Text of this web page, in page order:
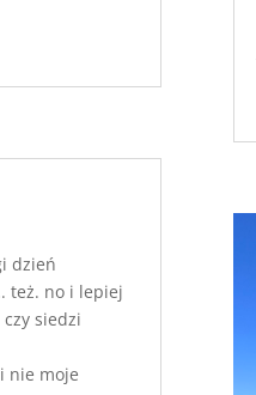
dzień
też. no i lepiej
siedzi
nie moje